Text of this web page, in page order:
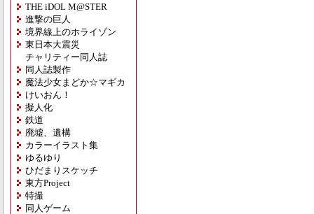
THE iDOL M@STER
進撃の巨人
境界線上のホライゾン
東日本大震災
チャリティー同人誌
同人誌製作
魔法少女まどか☆マギカ
けいおん！
擬人化
鉄道
廃墟、遺構
カラーイラスト集
ゆるゆり
ひだまりスケッチ
東方Project
特撮
同人ゲーム